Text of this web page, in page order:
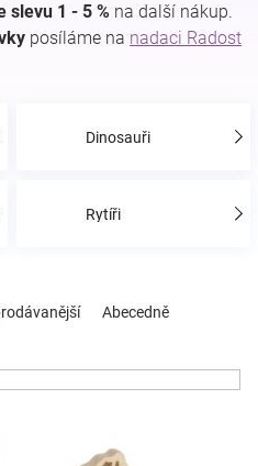
slevu 1 - 5 % na další nákup.
posíláme na nadaci Radost
Dinosauři
Rytíři
Abecedně